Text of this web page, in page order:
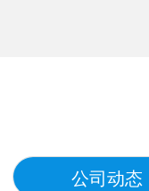
公司动态